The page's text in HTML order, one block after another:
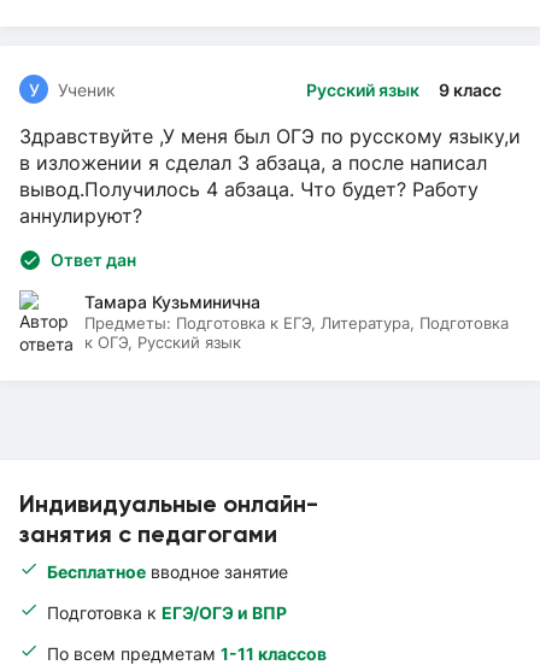
Индивидуальные онлайн-
занятия с педагогами
Бесплатное вводное занятие
Подготовка к ЕГЭ/ОГЭ и ВПР
По всем предметам 1-11 классов
Русский язык 9 класс
У Ученик
Здравствуйте ,У меня был ОГЭ по русскому языку,и
в изложении я сделал 3 абзаца, а после написал
вывод.Получилось 4 абзаца. Что будет? Работу
аннулируют?
Ответ дан
Тамара Кузьминична
Предметы: Подготовка к ЕГЭ, Литература, Подготовка
к ОГЭ, Русский язык